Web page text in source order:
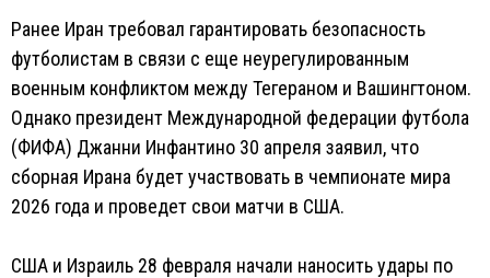
Ранее Иран требовал гарантировать безопасность
футболистам в связи с еще неурегулированным
военным конфликтом между Тегераном и Вашингтоном.
Однако президент Международной федерации футбола
(ФИФА) Джанни Инфантино 30 апреля заявил, что
сборная Ирана будет участвовать в чемпионате мира
2026 года и проведет свои матчи в США.
США и Израиль 28 февраля начали наносить удары по